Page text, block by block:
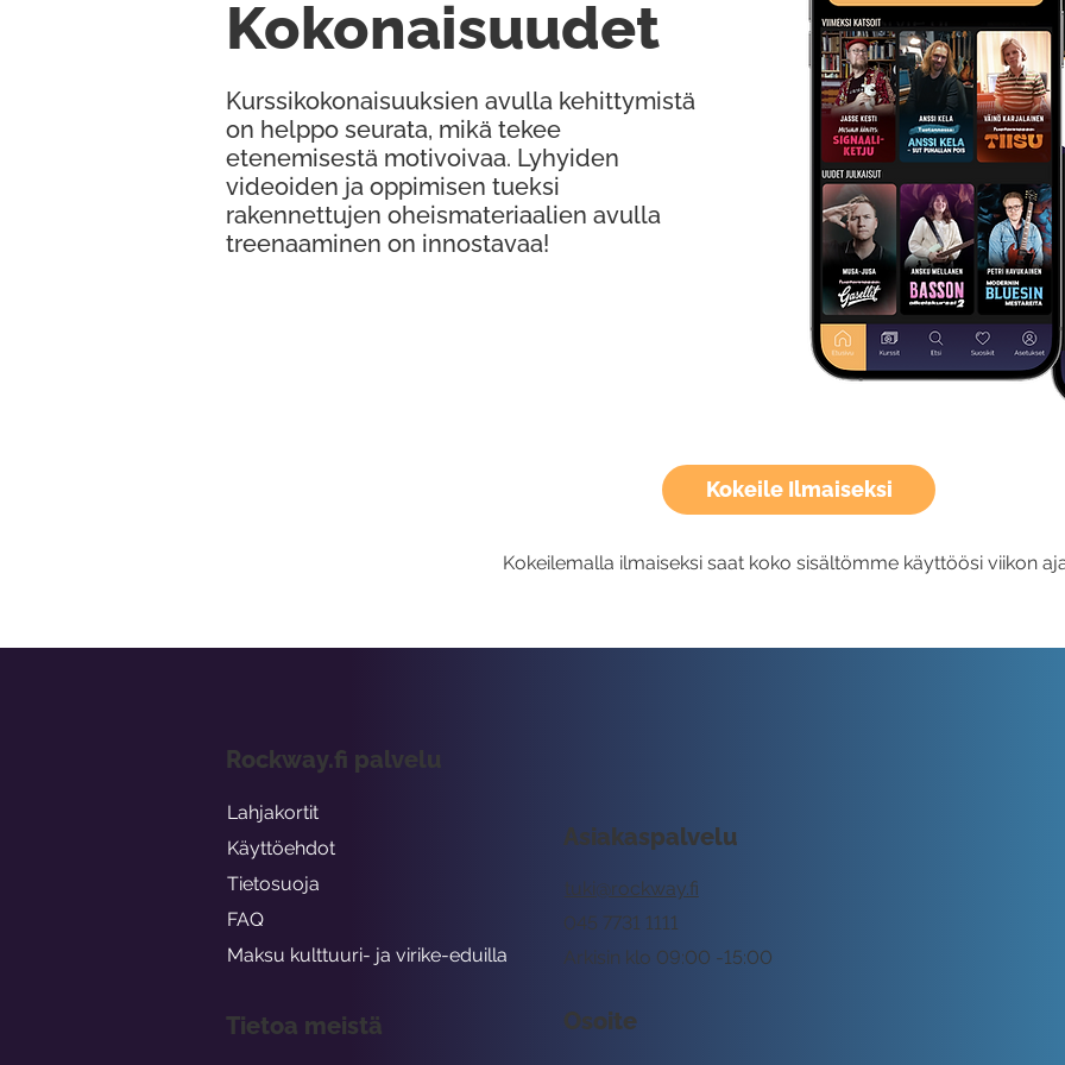
Kokeile Ilmaiseksi
Kokeilemalla ilmaiseksi saat koko sisältömme käyttöösi viikon
Kurssikokonaisuuksien avulla kehittymistä
on helppo seurata, mikä tekee
etenemisestä motivoivaa. Lyhyiden
videoiden ja oppimisen tueksi
rakennettujen oheismateriaalien avulla
treenaaminen on innostavaa!
Kokonaisuudet
Asiakaspalvelu
tuki@rockway.fi
Arkisin klo 09:00 -15:00
045 7731 1111
Osoite
Rockway.fi palvelu
Lahjakortit
Käyttöehdot
Tietosuoja
FAQ
Maksu kulttuuri- ja virike-eduilla
Tietoa meistä